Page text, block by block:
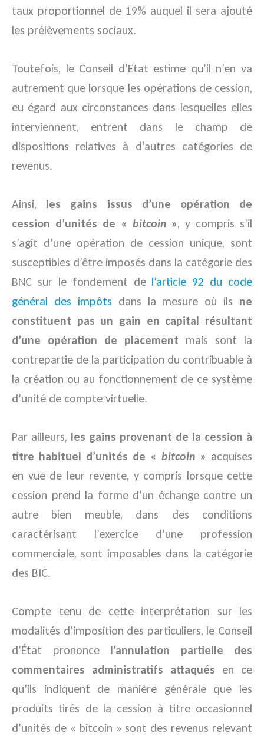
taux proportionnel de 19% auquel il sera ajouté
les prélèvements sociaux.
Toutefois, le Conseil d’Etat estime qu’il n’en va
autrement que lorsque les opérations de cession,
eu égard aux circonstances dans lesquelles elles
interviennent, entrent dans le champ de
dispositions relatives à d’autres catégories de
revenus.
Ainsi, les gains issus d’une opération de
cession d’unités de « bitcoin », y compris s’il
s’agit d’une opération de cession unique, sont
susceptibles d’être imposés dans la catégorie des
BNC sur le fondement de l’article 92 du code
général des impôts dans la mesure où ils ne
constituent pas un gain en capital résultant
d’une opération de placement mais sont la
contrepartie de la participation du contribuable à
la création ou au fonctionnement de ce système
d’unité de compte virtuelle.
Par ailleurs, les gains provenant de la cession à
titre habituel d’unités de « bitcoin » acquises
en vue de leur revente, y compris lorsque cette
cession prend la forme d’un échange contre un
autre bien meuble, dans des conditions
caractérisant l’exercice d’une profession
commerciale, sont imposables dans la catégorie
des BIC.
Compte tenu de cette interprétation sur les
modalités d’imposition des particuliers, le Conseil
d’État prononce l’annulation partielle des
commentaires administratifs attaqués en ce
qu’ils indiquent de manière générale que les
produits tirés de la cession à titre occasionnel
d’unités de « bitcoin » sont des revenus relevant